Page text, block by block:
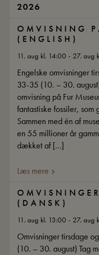
2026
OMVISNING
(ENGLISH)
11. aug kl. 14:00 - 27. aug
Engelske omvisninger
33-35 (10. – 30.
omvisning på Fur
fantastiske fossiler, som
Sammen med én af
en 55 millioner år
dækket af […]
Læs mere
(DANSK)
11. aug kl. 13:00 - 27. aug
Omvisninger tirsdage
(10. – 30. august) Tag